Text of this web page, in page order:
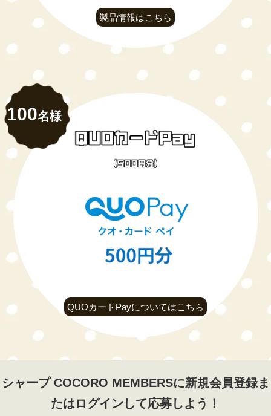
製品情報はこちら
100名様
QUOカードPayについてはこちら
シャープ COCORO MEMBERSに新規会員登録ま
たはログインして応募しよう！